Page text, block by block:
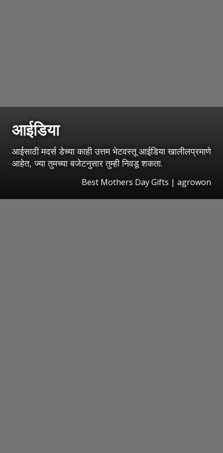
आईडिया
आईसाठी मदर्स डेच्या काही उत्तम भेटवस्तू आईडिया खालीलप्रमाणे
आहेत, ज्या तुमच्या बजेटनुसार तुम्ही निवडू शकता.
Best Mothers Day Gifts | agrowon